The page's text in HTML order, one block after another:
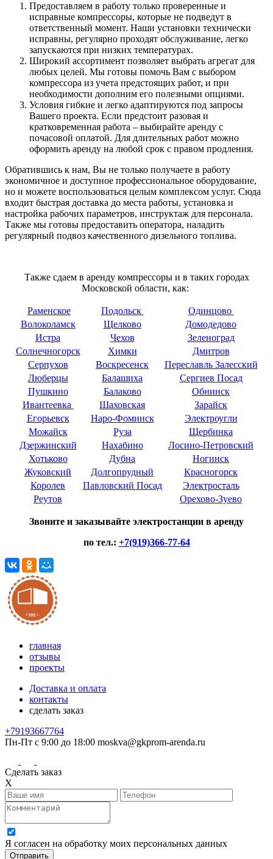
Предоставляем в работу только проверенные и
исправные компрессоры, которые не подведут в
ответственный момент. Наши установки технически
исправны, регулярно проходят обслуживание, легко
запускаются при низких температурах.
Широкий ассортимент позволяет выбрать агрегат для
любых целей. Мы готовы помочь Вам с выбором
компрессора из учета предстоящих работ, и при
необходимости дополним его полезными опциями.
Условия гибкие и легко адаптируются под запросы
Вашего проекта. Если предстоит разовая и
кратковременная работа – выбирайте аренду с
почасовой оплатой. Для длительных работ можно
оформить аренду на любой срок с правом продления.
Обратившись к нам, Вы не только получаете в работу
экономичное и доступное профессиональное оборудование,
но и можете воспользоваться целым комплексом услуг. Сюда
входит быстрая доставка до места работы, установка и
настройка рабочих параметров, инструктаж для персонала.
Также мы готовы предоставить оператора, наладить
регулярный подвоз качественного дизельного топлива.
Также сдаем в аренду компрессоры и в таких городах
Московской области, как:
Раменское Подольск
Одинцово
Волоколамск
Щелково
Домодедово
Истра
Чехов
Зеленоград
Солнечногорск
Химки
Дмитров
Серпухов
Воскресенск
Переславль Залесский
Люберцы
Балашиха
Сергиев Посад
Пушкино
Балаково
Обнинск
Ивантеевка
Шаховская
Зарайск
Егорьевск
Наро-Фоминск
Электроугли
Можайск
Руза
Щербинка
Дзержинский
Нахабино
Лосино-Петровский
Хотьково
Дубна
Ногинск
Жуковский
Долгопрудный
Красногорск
Королев
Павловский Посад
Электросталь
Реутов
Орехово-Зуево
Звоните и заказывайте электростанции в аренду
по тел.: +7(919)366-77-64
главная
отзывы
проекты
Доставка и оплата
контакты
сделать заказ
+79193667764
Пн-Пт с 9:00 до 18:00 moskva@gkprom-arenda.ru
Сделать заказ
X
Я согласен на обработку моих персональных данных